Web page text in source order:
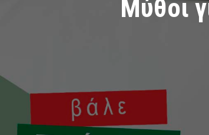
Μύθοι